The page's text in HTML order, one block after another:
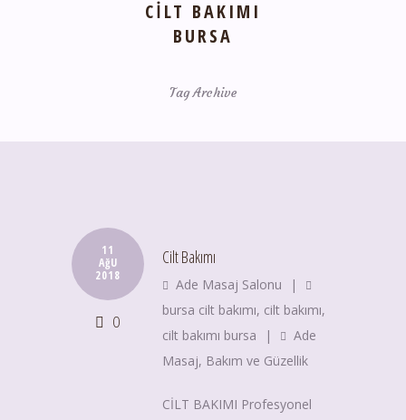
CILT BAKIMI
BURSA
Tag Archive
11
AğU
2018
0
Cilt Bakımı
Ade Masaj Salonu
|
bursa cilt bakımı, cilt bakımı,
cilt bakımı bursa
|
Ade
Masaj, Bakım ve Güzellik
CİLT BAKIMI Profesyonel